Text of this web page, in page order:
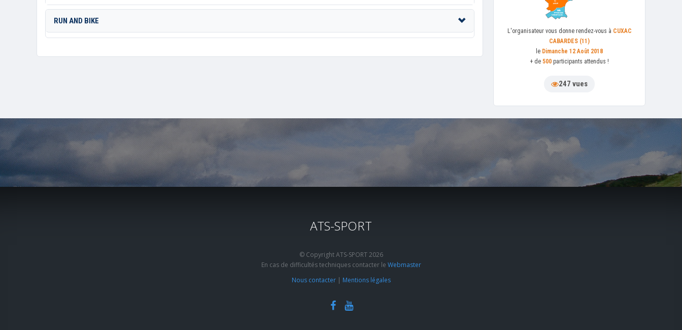
RUN AND BIKE
L'organisateur vous donne rendez-vous à CUXAC
CABARDES (11)
le Dimanche 12 Août 2018
+ de 500 participants attendus !
247 vues
ATS-SPORT
© Copyright ATS-SPORT 2026
En cas de difficultés techniques contacter le Webmaster
Nous contacter| Mentions légales